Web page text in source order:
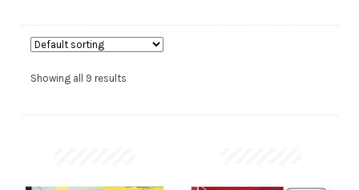
Showing all 9 results